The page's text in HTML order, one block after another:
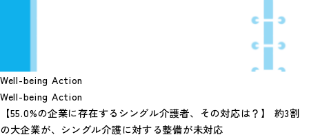
Well-being Action
Well-being Action
【55.0%の企業に存在するシングル介護者、その対応は？】 約3割
の大企業が、シングル介護に対する整備が未対応